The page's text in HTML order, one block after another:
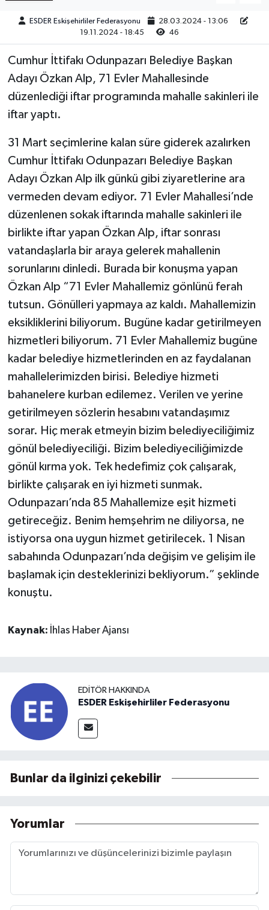
ESDER Eskişehirliler Federasyonu
28.03.2024 - 13:06
19.11.2024 - 18:45
46
Cumhur İttifakı Odunpazarı Belediye Başkan
Adayı Özkan Alp, 71 Evler Mahallesinde
düzenlediği iftar programında mahalle sakinleri ile
iftar yaptı.
31 Mart seçimlerine kalan süre giderek azalırken
Cumhur İttifakı Odunpazarı Belediye Başkan
Adayı Özkan Alp ilk günkü gibi ziyaretlerine ara
vermeden devam ediyor. 71 Evler Mahallesi’nde
düzenlenen sokak iftarında mahalle sakinleri ile
birlikte iftar yapan Özkan Alp, iftar sonrası
vatandaşlarla bir araya gelerek mahallenin
sorunlarını dinledi. Burada bir konuşma yapan
Özkan Alp “71 Evler Mahallemiz gönlünü ferah
tutsun. Gönülleri yapmaya az kaldı. Mahallemizin
eksikliklerini biliyorum. Bugüne kadar getirilmeyen
hizmetleri biliyorum. 71 Evler Mahallemiz bugüne
kadar belediye hizmetlerinden en az faydalanan
mahallelerimizden birisi. Belediye hizmeti
bahanelere kurban edilemez. Verilen ve yerine
getirilmeyen sözlerin hesabını vatandaşımız
sorar. Hiç merak etmeyin bizim belediyeciliğimiz
gönül belediyeciliği. Bizim belediyeciliğimizde
gönül kırma yok. Tek hedefimiz çok çalışarak,
birlikte çalışarak en iyi hizmeti sunmak.
Odunpazarı’nda 85 Mahallemize eşit hizmeti
getireceğiz. Benim hemşehrim ne diliyorsa, ne
istiyorsa ona uygun hizmet getirilecek. 1 Nisan
sabahında Odunpazarı’nda değişim ve gelişim ile
başlamak için desteklerinizi bekliyorum.” şeklinde
konuştu.
Kaynak: İhlas Haber Ajansı
EDITÖR HAKKINDA
ESDER Eskişehirliler Federasyonu
Bunlar da ilginizi çekebilir
Yorumlar